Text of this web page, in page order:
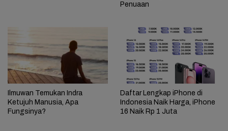
Penuaan
Ilmuwan Temukan Indra
Ketujuh Manusia, Apa
Fungsinya?
Daftar Lengkap iPhone di
Indonesia Naik Harga, iPhone
16 Naik Rp 1 Juta